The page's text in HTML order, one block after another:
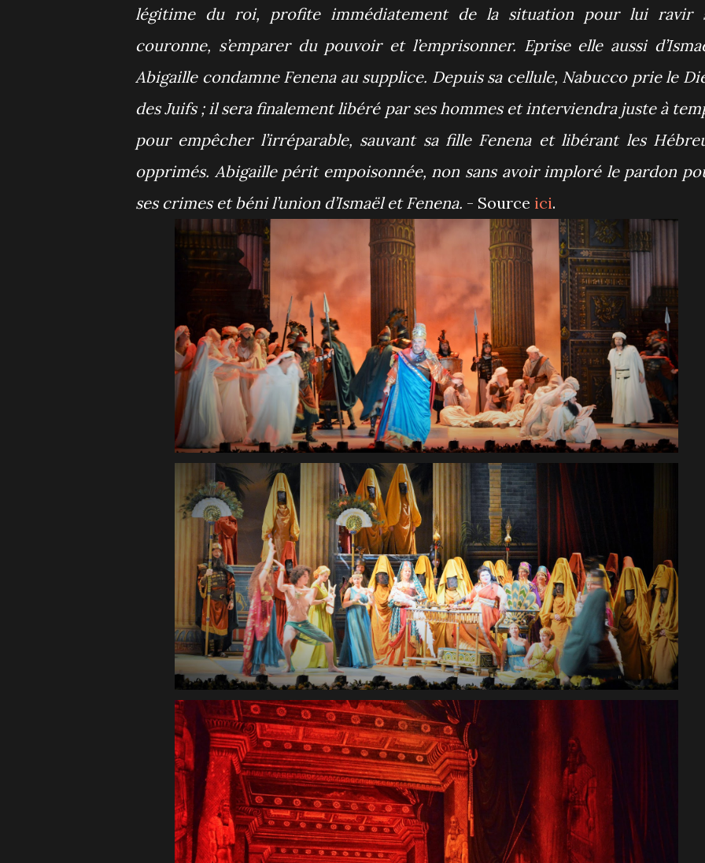
légitime du roi, profite immédiatement de la situation pour lui ravir
couronne, s’emparer du pouvoir et l’emprisonner. Eprise elle aussi
Abigaille condamne Fenena au supplice. Depuis sa cellule, Nabucco prie le
des Juifs ; il sera finalement libéré par ses hommes et interviendra juste à
pour empêcher l’irréparable, sauvant sa fille Fenena et libérant les
opprimés. Abigaille périt empoisonnée, non sans avoir imploré le pardon
ses crimes et béni l’union d’Ismaël et Fenena. - Source ici.